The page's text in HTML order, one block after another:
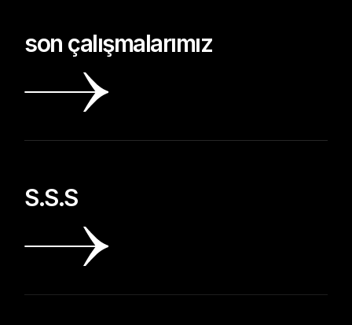
son çalışmalarımız
S.S.S